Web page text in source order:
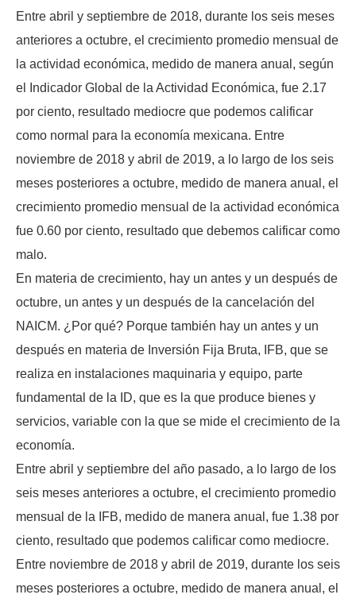
Entre abril y septiembre de 2018, durante los seis meses
anteriores a octubre, el crecimiento promedio mensual de
la actividad económica, medido de manera anual, según
el Indicador Global de la Actividad Económica, fue 2.17
por ciento, resultado mediocre que podemos calificar
como normal para la economía mexicana. Entre
noviembre de 2018 y abril de 2019, a lo largo de los seis
meses posteriores a octubre, medido de manera anual, el
crecimiento promedio mensual de la actividad económica
fue 0.60 por ciento, resultado que debemos calificar como
malo.
En materia de crecimiento, hay un antes y un después de
octubre, un antes y un después de la cancelación del
NAICM. ¿Por qué? Porque también hay un antes y un
después en materia de Inversión Fija Bruta, IFB, que se
realiza en instalaciones maquinaria y equipo, parte
fundamental de la ID, que es la que produce bienes y
servicios, variable con la que se mide el crecimiento de la
economía.
Entre abril y septiembre del año pasado, a lo largo de los
seis meses anteriores a octubre, el crecimiento promedio
mensual de la IFB, medido de manera anual, fue 1.38 por
ciento, resultado que podemos calificar como mediocre.
Entre noviembre de 2018 y abril de 2019, durante los seis
meses posteriores a octubre, medido de manera anual, el